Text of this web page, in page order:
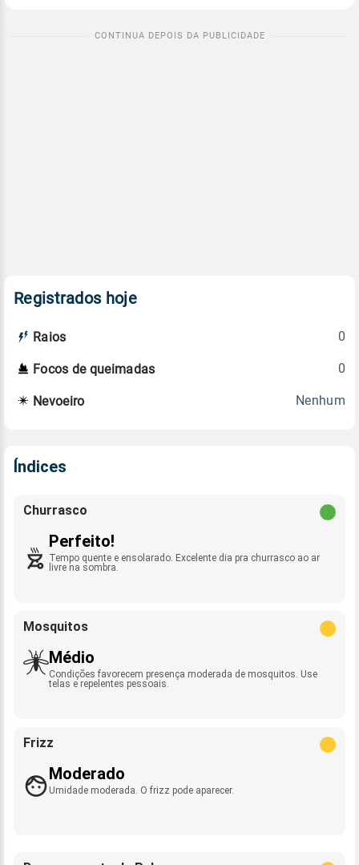
Registrados hoje
Raios 0
Focos de queimadas 0
Nevoeiro Nenhum
Índices
Churrasco
Perfeito!
Tempo quente e ensolarado. Excelente dia pra churrasco ao ar
livre na sombra.
Mosquitos
Médio
Condições favorecem presença moderada de mosquitos. Use
telas e repelentes pessoais.
Frizz
Moderado
Umidade moderada. O frizz pode aparecer.